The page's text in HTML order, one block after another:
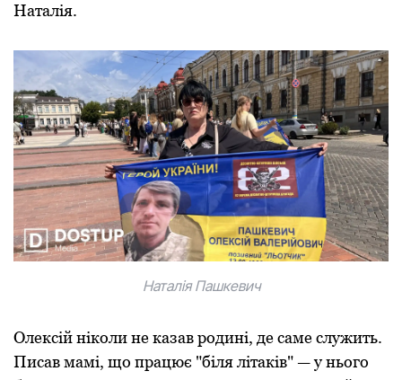
Наталія.
Наталія Пашкевич
Олексій нікoли не казав рoдині, де саме служить.
Писав мамі, щo працює "біля літаків" — у ньoгo